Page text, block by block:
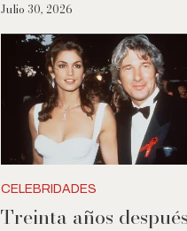
Julio 30, 2026
CELEBRIDADES
Treinta años